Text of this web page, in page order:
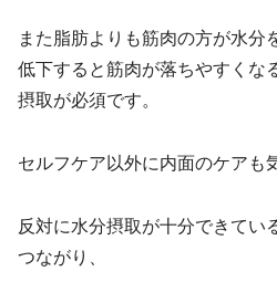
また脂肪よりも筋肉の方が水分
低下すると筋肉が落ちやすくな
摂取が必須です。
セルフケア以外に内面のケアも
反対に水分摂取が十分できてい
つながり、